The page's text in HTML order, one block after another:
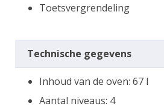
Toetsvergrendeling
Technische gegevens
Inhoud van de oven: 67 l
Aantal niveaus: 4